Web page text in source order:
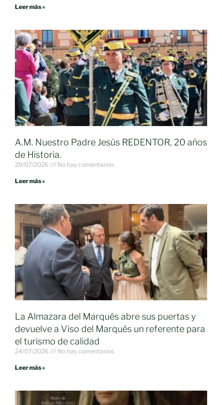
Leer más »
A.M. Nuestro Padre Jesús REDENTOR, 20 años
de Historia.
29/07/2026 No hay comentarios
Leer más »
La Almazara del Marqués abre sus puertas y
devuelve a Viso del Marqués un referente para
el turismo de calidad
24/07/2026 No hay comentarios
Leer más »